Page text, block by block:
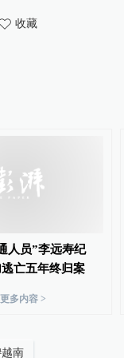
收藏
人员”李远寿纪
亡五年终归案
更多内容 >
越南